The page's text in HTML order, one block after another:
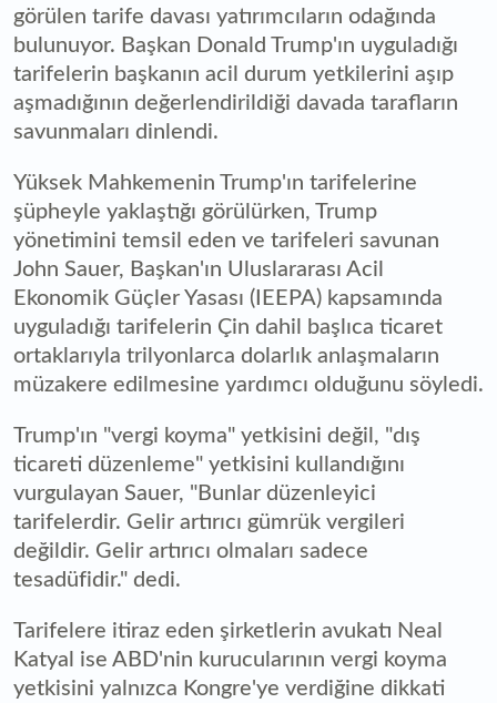
görülen tarife davası yatırımcıların odağında
bulunuyor. Başkan Donald Trump'ın uyguladığı
tarifelerin başkanın acil durum yetkilerini aşıp
aşmadığının değerlendirildiği davada tarafların
savunmaları dinlendi.
Yüksek Mahkemenin Trump'ın tarifelerine
şüpheyle yaklaştığı görülürken, Trump
yönetimini temsil eden ve tarifeleri savunan
John Sauer, Başkan'ın Uluslararası Acil
Ekonomik Güçler Yasası (IEEPA) kapsamında
uyguladığı tarifelerin Çin dahil başlıca ticaret
ortaklarıyla trilyonlarca dolarlık anlaşmaların
müzakere edilmesine yardımcı olduğunu söyledi.
Trump'ın "vergi koyma" yetkisini değil, "dış
ticareti düzenleme" yetkisini kullandığını
vurgulayan Sauer, "Bunlar düzenleyici
tarifelerdir. Gelir artırıcı gümrük vergileri
değildir. Gelir artırıcı olmaları sadece
tesadüfidir." dedi.
Tarifelere itiraz eden şirketlerin avukatı Neal
Katyal ise ABD'nin kurucularının vergi koyma
yetkisini yalnızca Kongre'ye verdiğine dikkati